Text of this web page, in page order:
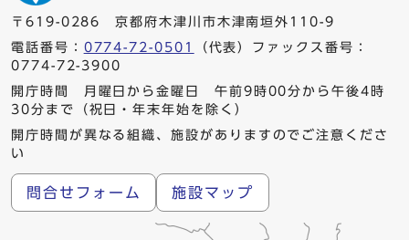
〒619-0286 京都府木津川市木津南垣外110-9
電話番号： 0774-72-0501
（代表）ファックス番号：
0774-72-3900
開庁時間 月曜日から金曜日 午前9時00分から午後4時
30分まで（祝日・年末年始を除く）
開庁時間が異なる組織、施設がありますのでご注意くださ
い
問合せフォーム 施設マップ